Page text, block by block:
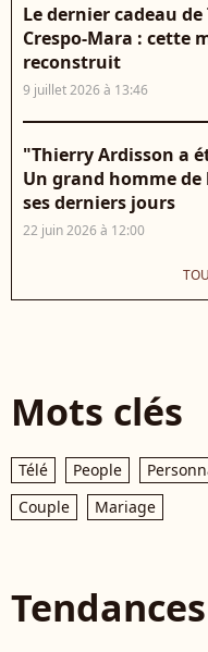
Le dernier cadeau
Crespo-Mara : cette
reconstruit
9 juillet 2026 à 13:46
"Thierry Ardisson a
Un grand homme
ses derniers jours
22 juin 2026 à 12:00
Mots clés
Télé People
Couple
Mariage
Tendances